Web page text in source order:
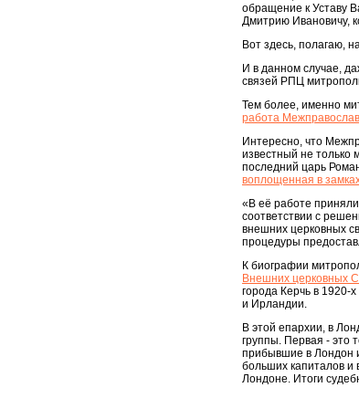
обращение к Уставу
Дмитрию Ивановичу,
Вот здесь, полагаю,
И в данном случае,
связей РПЦ
Тем более, именно
работа
Интересно, что
известный не только
последний царь
воплощенная в
«В её работе
соответствии с
внешних церковных
процедуры
К биографии
Внешних церковных
города Керчь в 1920-
и Ирландии.
В этой епархии, в
группы. Первая - это
прибывшие в Лондон
больших капиталов и
Лондоне. Итоги